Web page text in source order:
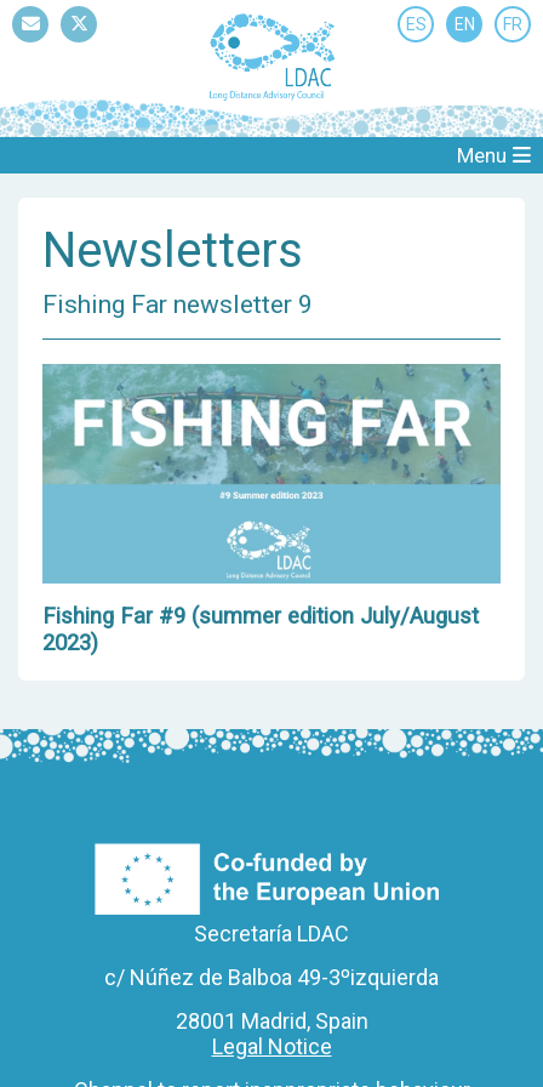
ES EN FR
Menu
Newsletters
Fishing Far newsletter 9
Fishing Far #9 (summer edition July/August
2023)
Secretaría LDAC
c/ Núñez de Balboa 49-3ºizquierda
28001 Madrid, Spain
Legal Notice